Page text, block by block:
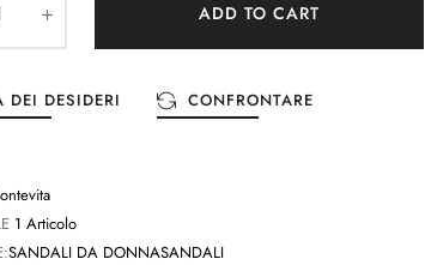
ADD TO CART
DEI DESIDERI CONFRONTARE
1 Articolo
SANDALI DA DONNASANDALI